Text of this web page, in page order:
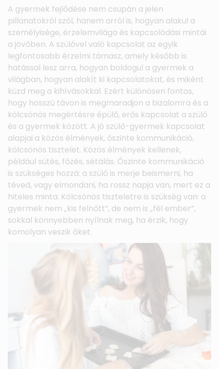
A gyermek fejlődése nem csupán a jelen
pillanatokról szól, hanem arról is, hogyan alakul a
személyisége, érzelemvilága és kapcsolódási mintái
a jövőben. A szülővel való kapcsolat az egyik
legfontosabb érzelmi támasz, amely később is
hatással lesz arra, hogyan boldogul a gyermek a
világban, hogyan alakít ki kapcsolatokat, és miként
küzd meg a kihívásokkal. Ezért különösen fontos,
hogy hosszú távon is megmaradjon a bizalomra és a
kölcsönös megértésre épülő, erős kapcsolat a szülő
és a gyermek között. A jó szülő-gyermek kapcsolat
alapjai a közös élmények, őszinte kommunikáció,
kölcsönös tisztelet. Közös élmények kellenek,
például sütés, főzés, sétálás. Őszinte kommunikáció
is szükséges hozzá: a szülő is merje beismerni, ha
téved, vagy elmondani, ha rossz napja van, mert ez a
hiteles minta. Kölcsönös tiszteletre is szükség van: a
gyermek nem „kis felnőtt”, de nem is „fél ember”,
sokkal könnyebben nyílnak meg, ha érzik, hogy
komolyan veszik őket.